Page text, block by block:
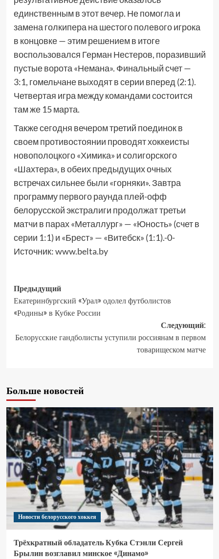
единственным в этот вечер. Не помогла и
замена голкипера на шестого полевого игрока
в концовке — этим решением в итоге
воспользовался Герман Нестеров, поразивший
пустые ворота «Немана». Финальный счет —
3:1, гомельчане выходят в серии вперед (2:1).
Четвертая игра между командами состоится
там же 15 марта.
Также сегодня вечером третий поединок в
своем противостоянии проводят хоккеисты
новополоцкого «Химика» и солигорского
«Шахтера», в обеих предыдущих очных
встречах сильнее были «горняки». Завтра
программу первого раунда плей-офф
белорусской экстралиги продолжат третьи
матчи в парах «Металлург» — «Юность» (счет в
серии 1:1) и «Брест» — «Витебск» (1:1).-0-
Источник:www.belta.by
Предыдущий
Екатеринбургский «Урал» одолел футболистов
«Родины» в Кубке России
Следующий:
Белорусские гандболисты уступили россиянам в первом
товарищеском матче
Больше новостей
Новости белорусского хоккея
Трёхкратный обладатель Кубка Стэнли Сергей
Брылин возглавил минское «Динамо»